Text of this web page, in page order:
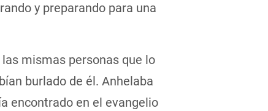
y preparando para una
mismas personas que lo
burlado de él. Anhelaba
encontrado en el evangelio